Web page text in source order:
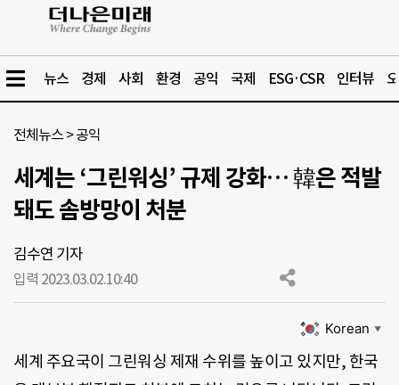
뉴스 경제 사회 환경 공익 국제 ESG·CSR 인터뷰
전체뉴스 >공익
세계는 ‘그린워싱’ 규제 강화… 韓은 적발
돼도 솜방망이 처분
김수연 기자
입력 2023.03.02.10:40
Korean ▼
세계 주요국이 그린워싱 제재 수위를 높이고 있지만, 한국